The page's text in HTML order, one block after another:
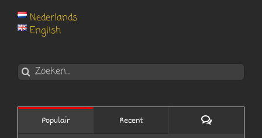
Nederlands
English
Zoeken
naar:
Populair Recent Reacties